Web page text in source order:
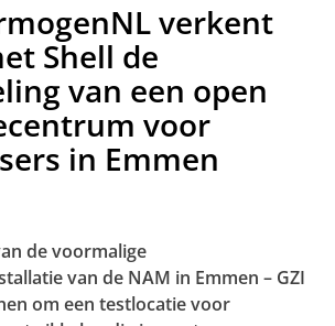
verkent
Shell de
van een open
voor
in Emmen
de voormalige
van de NAM in Emmen – GZI
om een testlocatie voor